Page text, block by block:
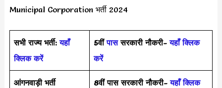
Municipal Corporation भर्ती 2024
सभी राज्य भर्ती: यहाँ
क्लिक करें
5वींपाससरकारी नौकरी- यहाँ क्लिक
करें
आंगनवाड़ी भर्ती
8वीं पास सरकारी नौकरी- यहाँ क्लिक